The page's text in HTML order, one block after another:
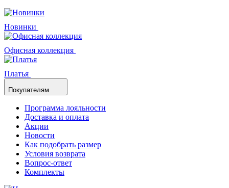
Новинки
Офисная коллекция
Платья
Покупателям
Программа лояльности
Доставка и оплата
Акции
Новости
Как подобрать размер
Условия возврата
Вопрос-ответ
Комплекты